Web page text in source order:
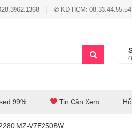
✆ KD HCM: 08.33.44.55.54
99% Tin Cần Xem
MZ-V7E250BW